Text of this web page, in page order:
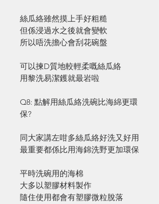
絲瓜絡雖然摸上手好粗糙
但係浸過水之後就會變軟
所以唔洗擔心會刮花碗盤
可以揀D質地較輕柔嘅絲瓜絡
用黎洗易潔鑊就最岩啦
Q8: 點解用絲瓜絡洗碗比海綿更環
保?
同大家講左咁多絲瓜絡好洗又好用
最重要都係比用海錦洗野更加環保
平時洗碗用的海棉
大多以塑膠材料製作
隨住使用都會有塑膠微粒脫落